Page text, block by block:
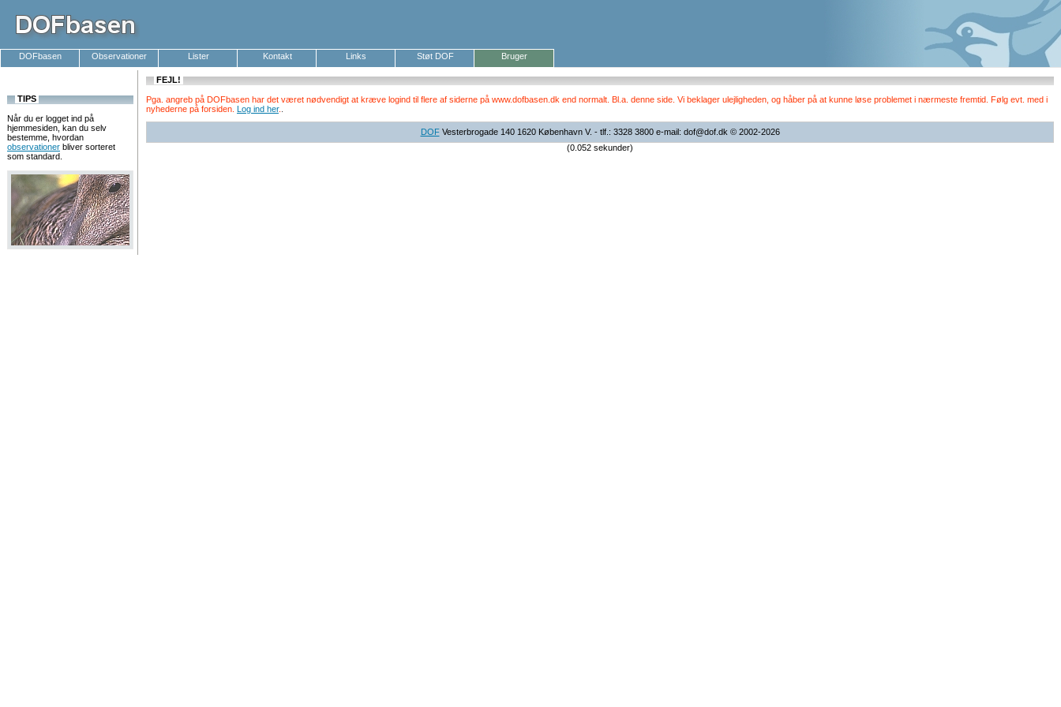
DOFbasen Observationer Lister Kontakt Links Støt DOF Bruger
TIPS
Når du er logget ind på
hjemmesiden, kan du selv
bestemme, hvordan
observationer bliver sorteret
som standard.
FEJL!
Pga. angreb på DOFbasen har det været nødvendigt at kræve logind til flere af siderne på www.dofbasen.dk end normalt. Bl.a. denne side. Vi beklager ulejligheden, og håber på at kunne løse problemet i nærmeste fremtid. Følg evt. med i
nyhederne på forsiden. Log ind her.
DOFVesterbrogade 140 1620 København V. - tlf.: 3328 3800 e-mail: dof@dof.dk © 2002-2026
(0.052 sekunder)